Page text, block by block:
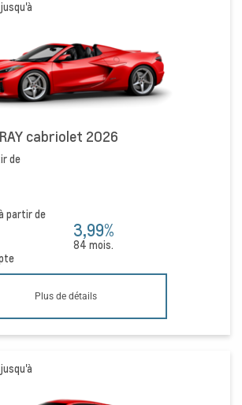
cabriolet 2026
de
partir de
3,99%
84 mois.
Plus de détails